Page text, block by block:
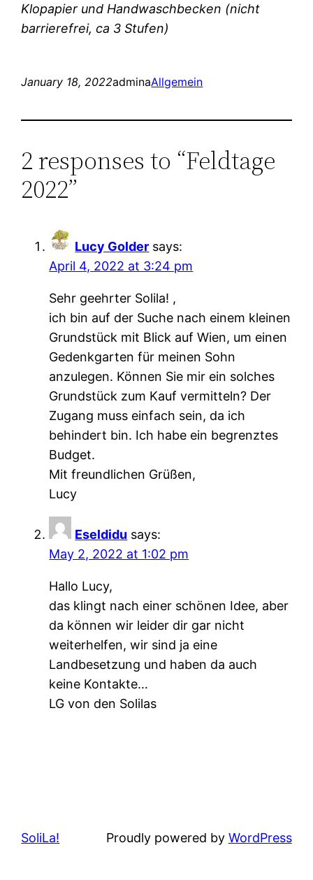
Klopapier und Handwaschbecken (nicht
barrierefrei, ca 3 Stufen)
January 18, 2022adminaAllgemein
2 responses to “Feldtage
2022”
Lucy Golder says:
April 4, 2022 at 3:24 pm
Sehr geehrter Solila! ,
ich bin auf der Suche nach einem kleinen
Grundstück mit Blick auf Wien, um einen
Gedenkgarten für meinen Sohn
anzulegen. Können Sie mir ein solches
Grundstück zum Kauf vermitteln? Der
Zugang muss einfach sein, da ich
behindert bin. Ich habe ein begrenztes
Budget.
Mit freundlichen Grüßen,
Lucy
Eseldidu says:
May 2, 2022 at 1:02 pm
Hallo Lucy,
das klingt nach einer schönen Idee, aber
da können wir leider dir gar nicht
weiterhelfen, wir sind ja eine
Landbesetzung und haben da auch
keine Kontakte…
LG von den Solilas
SoliLa! Proudly powered by WordPress